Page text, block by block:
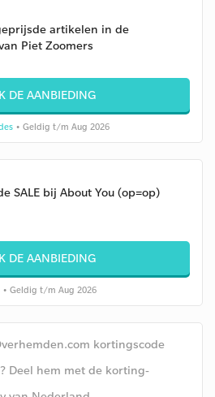
artikelen in de
Piet Zoomers
DE AANBIEDING
• Geldig t/m Aug 2026
SALE bij About You (op=op)
DE AANBIEDING
• Geldig t/m Aug 2026
kortingscode
Deel hem met de korting-